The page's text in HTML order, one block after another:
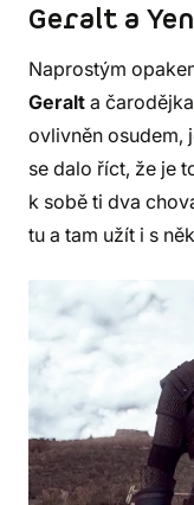
Geralt a
Naprostým
Geralt a čarodějka
ovlivněn osudem,
se dalo říct, že je
k sobě ti dva
tu a tam užít i s